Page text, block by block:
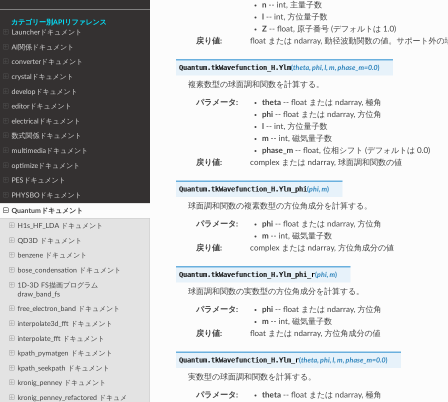
カテゴリー別APIリファレンス
Launcherドキュメント
AI関係ドキュメント
converterドキュメント
crystalドキュメント
developドキュメント
editorドキュメント
electricalドキュメント
数式関係ドキュメント
multimediaドキュメント
optimizeドキュメント
PESドキュメント
PHYSBOドキュメント
Quantumドキュメント
H1s_HF_LDA ドキュメント
QD3D ドキュメント
benzene ドキュメント
bose_condensation ドキュメント
1D-3D FS描画プログラム
draw_band_fs
free_electron_band ドキュメント
interpolate3d_fft ドキュメント
interpolate_fft ドキュメント
kpath_pymatgen ドキュメント
kpath_seekpath ドキュメント
kronig_penney ドキュメント
kronig_penney_refactored ドキュメ
n-- int, 主量子数
-- int, 方位量子数
Z-- float, 原子番号 (デフォルトは 1.0)
戻り値: float または ndarray, 動径波動関数の値。サポート外の
Quantum.tkWavefunction_H.Ylm(theta, phi, l, m, phase_m=0.0)
複素数型の球面調和関数を計算する。
パラメータ: theta-- float または ndarray, 極角
phi-- float または ndarray, 方位角
-- int, 方位量子数
m-- int, 磁気量子数
phase_m-- float, 位相シフト (デフォルトは 0.0)
戻り値: complex または ndarray, 球面調和関数の値
Quantum.tkWavefunction_H.Ylm_phi(phi, m)
球面調和関数の複素数型の方位角成分を計算する。
パラメータ: phi-- float または ndarray, 方位角
m-- int, 磁気量子数
戻り値: complex または ndarray, 方位角成分の値
Quantum.tkWavefunction_H.Ylm_phi_r(phi, m)
球面調和関数の実数型の方位角成分を計算する。
パラメータ: phi-- float または ndarray, 方位角
m-- int, 磁気量子数
戻り値: float または ndarray, 方位角成分の値
Quantum.tkWavefunction_H.Ylm_r(theta, phi, l, m, phase_m=0.0)
実数型の球面調和関数を計算する。
パラメータ: theta-- float または ndarray, 極角